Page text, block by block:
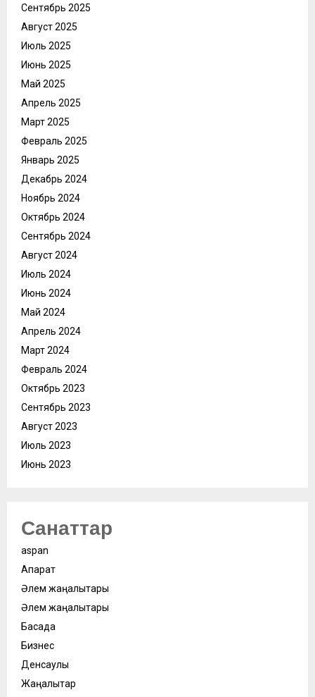
Сентябрь 2025
Август 2025
Июль 2025
Июнь 2025
Май 2025
Апрель 2025
Март 2025
Февраль 2025
Январь 2025
Декабрь 2024
Ноябрь 2024
Октябрь 2024
Сентябрь 2024
Август 2024
Июль 2024
Июнь 2024
Май 2024
Апрель 2024
Март 2024
Февраль 2024
Октябрь 2023
Сентябрь 2023
Август 2023
Июль 2023
Июнь 2023
Санаттар
aspan
Ақпарат
Әлем жаңалықтары
Әлем жаңалықтары
Басқада
Бизнес
Денсаулық
Жаңалықтар